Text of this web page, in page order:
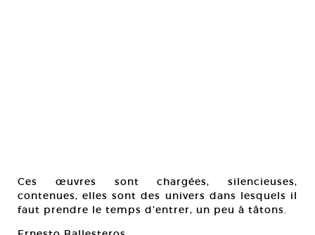
Ces œuvres sont chargées, silencieuses,
contenues, elles sont des univers dans lesquels il
faut prendre le temps d’entrer, un peu à tâtons.